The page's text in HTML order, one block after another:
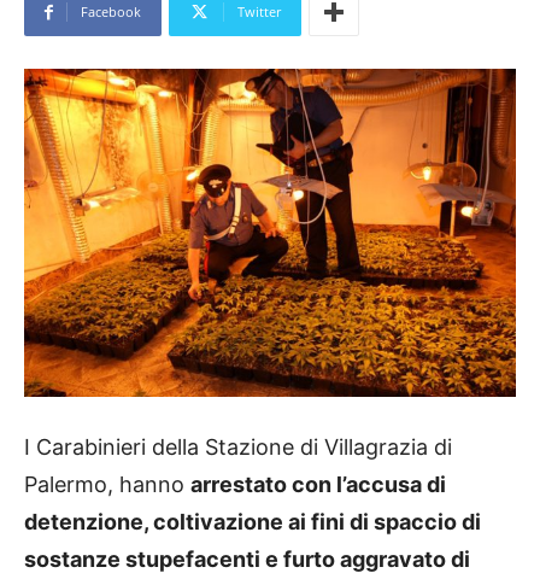
Facebook Twitter
I Carabinieri della Stazione di Villagrazia di
Palermo, hanno arrestato con l’accusa di
detenzione, coltivazione ai fini di spaccio di
sostanze stupefacenti e furto aggravato di